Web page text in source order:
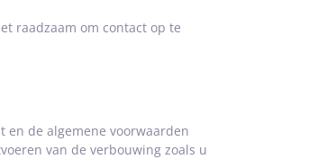
raadzaam om contact op te
en de algemene voorwaarden
van de verbouwing zoals u